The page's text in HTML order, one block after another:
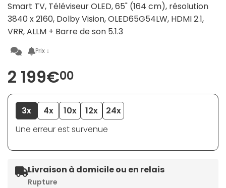
Smart TV, Téléviseur OLED, 65" (164 cm), résolution
3840 x 2160, Dolby Vision, OLED65G54LW, HDMI 2.1,
VRR, ALLM + Barre de son 5.1.3
Prix ↓
2 199€00
3x 4x 10x 12x
24x
Une erreur est survenue
Livraison à domicile ou en relais
Rupture